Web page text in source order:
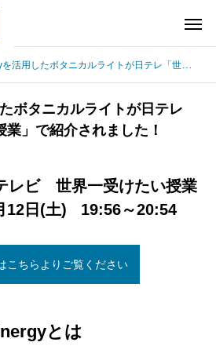
たボタニカルライトが日テレ「世界一受けたい授業」で紹介されました！
ボタニカルライトが日テレ
業」で紹介されました！
レビ 世界一受けたい授業
日(土) 19:56～20:54
こちらよりご覧ください
とは